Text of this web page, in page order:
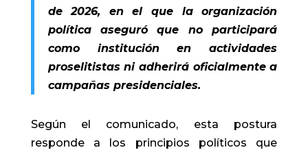
de 2026, en el que la organización
política aseguró que no participará
como institución en actividades
proselitistas ni adherirá oficialmente a
campañas presidenciales.
Según el comunicado, esta postura
responde a los principios políticos que